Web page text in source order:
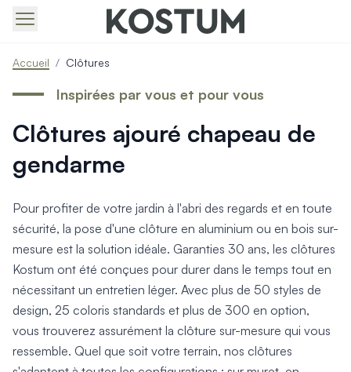
Produits > Portails > Portails contemporains
Produits > Portails > Portails traditionnels
Produits > Portails > Portails architectes
Produits > Portails > Portails avec décors
Produits > Portails > Portails économiques
Produits > Portails > Motorisation Portail
Produits > Portillons > Tous nos portillons
Produits > Portillons > Portillons contemporains
Produits > Portillons > Portillons traditionnels
Produits > Portillons > Portillons architectes
Produits > Portillons > Portillons décoratifs
Produits > Portillons > Motorisation Portillon
Produits > Portillons > Ouvertures Spéciales
Produits > Clôtures > Toutes nos clôtures
Produits > Clôtures > Clôtures contemporaines
Accueil / Clôtures
Clôtures ajouré chapeau de
gendarme
Inspirées par vous et pour vous
Pour profiter de votre jardin à l'abri des regards et en toute
sécurité, la pose d'une clôture en aluminium ou en bois sur-
mesure est la solution idéale. Garanties 30 ans, les clôtures
Kostum ont été conçues pour durer dans le temps tout en
nécessitant un entretien léger. Avec plus de 50 styles de
design, 25 coloris standards et plus de 300 en option,
vous trouverez assurément la clôture sur-mesure qui vous
ressemble. Quel que soit votre terrain, nos clôtures